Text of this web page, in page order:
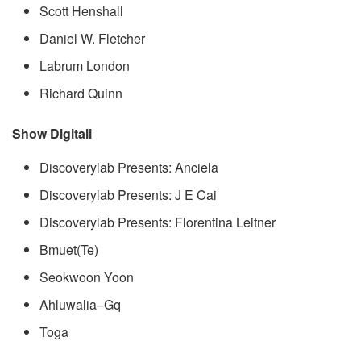
Scott Henshall
Daniel W. Fletcher
Labrum London
Richard Quinn
Show Digitali
Discoverylab Presents: Anciela
Discoverylab Presents: J E Cai
Discoverylab Presents: Florentina Leitner
Bmuet(Te)
Seokwoon Yoon
Ahluwalia–Gq
Toga